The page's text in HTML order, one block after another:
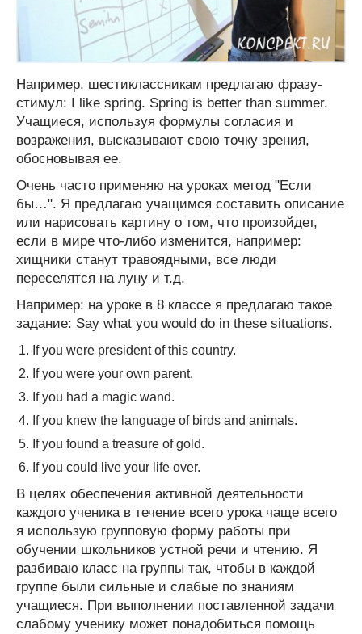
Например, шестиклассникам предлагаю фразу-
стимул: I like spring. Spring is better than summer.
Учащиеся, используя формулы согласия и
возражения, высказывают свою точку зрения,
обосновывая ее.
Очень часто применяю на уроках метод "Если
бы…". Я предлагаю учащимся составить описание
или нарисовать картину о том, что произойдет,
если в мире что-либо изменится, например:
хищники станут травоядными, все люди
переселятся на луну и т.д.
Например: на уроке в 8 классе я предлагаю такое
задание: Say what you would do in these situations.
If you were president of this country.
If you were your own parent.
If you had a magic wand.
If you knew the language of birds and animals.
If you found a treasure of gold.
If you could live your life over.
В целях обеспечения активной деятельности
каждого ученика в течение всего урока чаще всего
я использую групповую форму работы при
обучении школьников устной речи и чтению. Я
разбиваю класс на группы так, чтобы в каждой
группе были сильные и слабые по знаниям
учащиеся. При выполнении поставленной задачи
слабому ученику может понадобиться помощь